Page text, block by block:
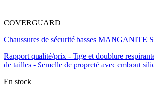
COVERGUARD
Chaussures de sécurité basses MANGANITE
Rapport qualité/prix - Tige et doublure
de tailles - Semelle de propreté avec embout
En stock